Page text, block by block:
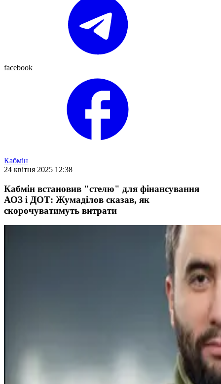
facebook
Кабмін
24 квітня 2025 12:38
Кабмін встановив "стелю" для фінансування
АОЗ і ДОТ: Жумаділов сказав, як
скорочуватимуть витрати